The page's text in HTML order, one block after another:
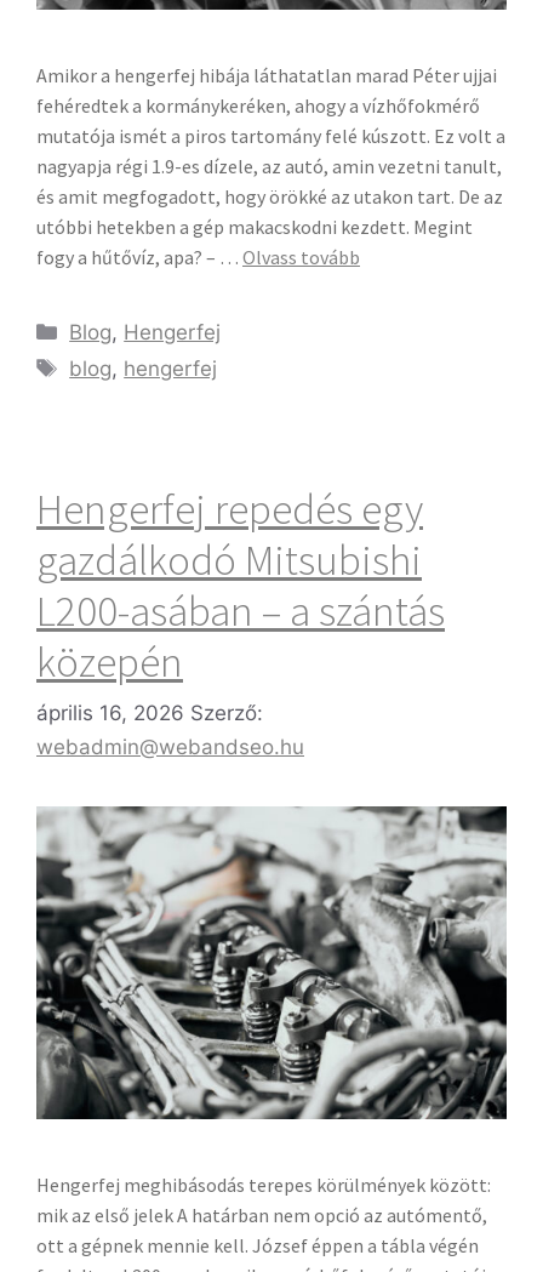
Amikor a hengerfej hibája láthatatlan marad Péter ujjai
fehéredtek a kormánykeréken, ahogy a vízhőfokmérő
mutatója ismét a piros tartomány felé kúszott. Ez volt a
nagyapja régi 1.9-es dízele, az autó, amin vezetni tanult,
és amit megfogadott, hogy örökké az utakon tart. De az
utóbbi hetekben a gép makacskodni kezdett. Megint
fogy a hűtővíz, apa? – … Olvass tovább
Blog, Hengerfej
blog, hengerfej
Hengerfej repedés egy
gazdálkodó Mitsubishi
L200-asában – a szántás
közepén
április 16, 2026 Szerző:
webadmin@webandseo.hu
Hengerfej meghibásodás terepes körülmények között:
mik az első jelek A határban nem opció az autómentő,
ott a gépnek mennie kell. József éppen a tábla végén